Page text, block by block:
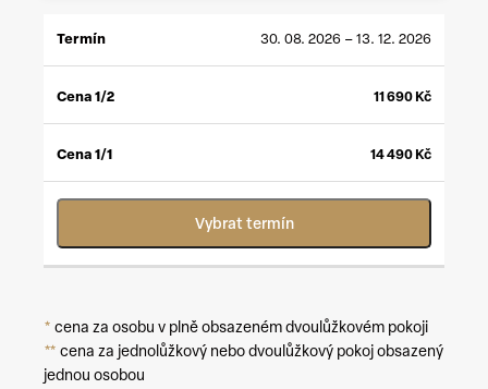
1/2*
CENA
1/1**
30. 08. 2026 – 13. 12. 2026
11 690 Kč
14 490 Kč
Vybrat termín
* cena za osobu v plně obsazeném dvoulůžkovém pokoji
** cena za jednolůžkový nebo dvoulůžkový pokoj obsazený
jednou osobou